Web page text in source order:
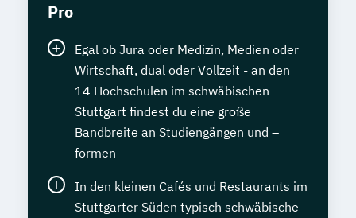
Pro
Egal ob Jura oder Medizin, Medien oder
Wirtschaft, dual oder Vollzeit - an den
14 Hochschulen im schwäbischen
Stuttgart findest du eine große
Bandbreite an Studiengängen und –
formen
In den kleinen Cafés und Restaurants im
Stuttgarter Süden typisch schwäbische